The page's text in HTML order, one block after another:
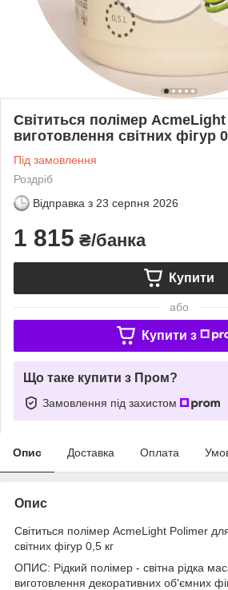
Світиться полімер
виготовлення світних фігур
Під замовлення
Роздріб
Відправка з 23 серпня 2026
1 815 ₴/банка
Купити
або
Купити з
Що таке купити з Пром?
Замовлення під захистом
Опис Доставка Оплата
Опис
Світиться полімер AcmeLight Polimer
світних фігур 0,5 кг
ОПИС: Рідкий полімер - світна рідка
виготовлення декоративних об'ємних